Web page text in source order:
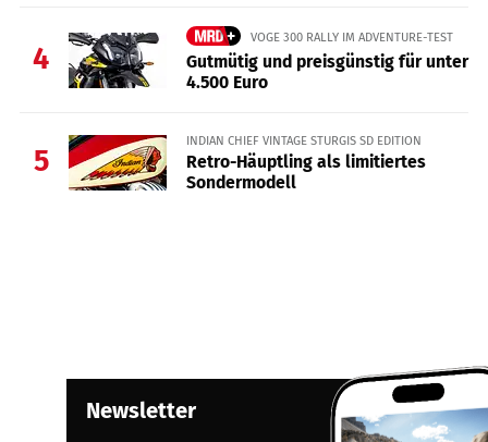
4
VOGE 300 RALLY IM ADVENTURE-TEST
Gutmütig und preisgünstig für unter
4.500 Euro
5
INDIAN CHIEF VINTAGE STURGIS SD EDITION
Retro-Häuptling als limitiertes
Sondermodell
Newsletter